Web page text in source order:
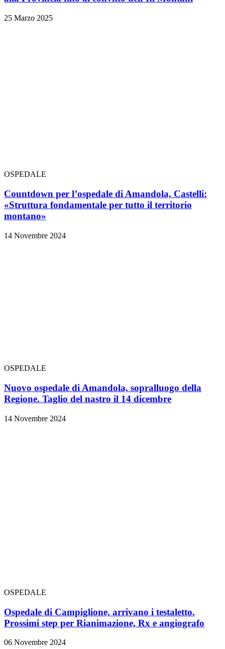
25 Marzo 2025
OSPEDALE
Countdown per l’ospedale di Amandola, Castelli:
«Struttura fondamentale per tutto il territorio
montano»
14 Novembre 2024
OSPEDALE
Nuovo ospedale di Amandola, sopralluogo della
Regione. Taglio del nastro il 14 dicembre
14 Novembre 2024
OSPEDALE
Ospedale di Campiglione, arrivano i testaletto.
Prossimi step per Rianimazione, Rx e angiografo
06 Novembre 2024